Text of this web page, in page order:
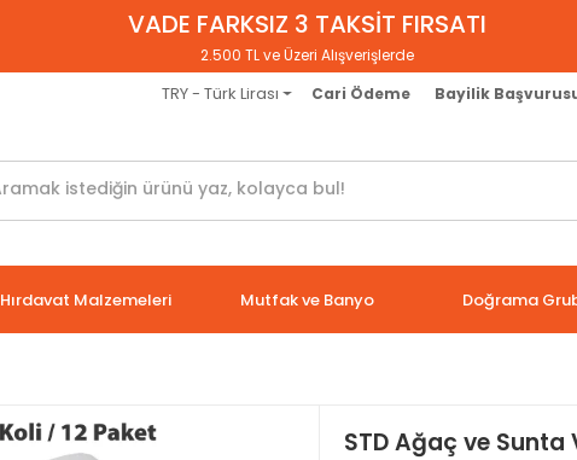
VADE FARKSIZ 3 TAKSİT FIRSATI
2.500 TL ve Üzeri Alışverişlerde
TRY - Türk Lirası Cari Ödeme Bayilik
Hırdavat Malzemeleri Mutfak ve Banyo Doğrama
STD Ağaç ve Sunta